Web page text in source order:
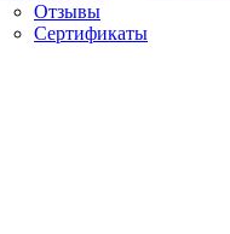
Отзывы
Сертификаты